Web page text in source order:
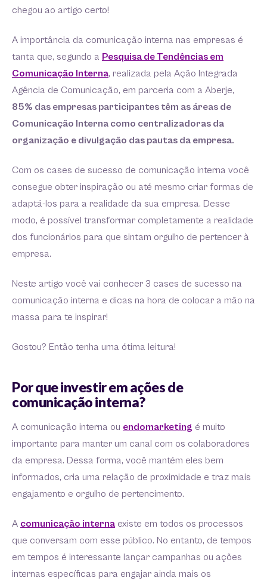
chegou ao artigo certo!
A importância da comunicação interna nas empresas é
tanta que, segundo a Pesquisa de Tendências em
Comunicação Interna, realizada pela Ação Integrada
Agência de Comunicação, em parceria com a Aberje,
85% das empresas participantes têm as áreas de
Comunicação Interna como centralizadoras da
organização e divulgação das pautas da empresa.
Com os cases de sucesso de comunicação interna você
consegue obter inspiração ou até mesmo criar formas de
adaptá-los para a realidade da sua empresa. Desse
modo, é possível transformar completamente a realidade
dos funcionários para que sintam orgulho de pertencer à
empresa.
Neste artigo você vai conhecer 3 cases de sucesso na
comunicação interna e dicas na hora de colocar a mão na
massa para te inspirar!
Gostou? Então tenha uma ótima leitura!
Por que investir em ações de
comunicação interna?
A comunicação interna ou endomarketing é muito
importante para manter um canal com os colaboradores
da empresa. Dessa forma, você mantém eles bem
informados, cria uma relação de proximidade e traz mais
engajamento e orgulho de pertencimento.
A comunicação interna existe em todos os processos
que conversam com esse público. No entanto, de tempos
em tempos é interessante lançar campanhas ou ações
internas específicas para engajar ainda mais os